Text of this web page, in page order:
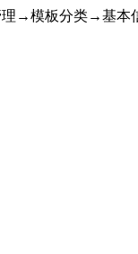
→模板分类→基本